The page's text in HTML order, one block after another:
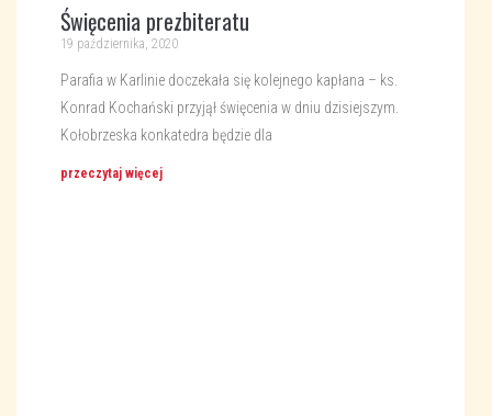
Święcenia prezbiteratu
19 października, 2020
Parafia w Karlinie doczekała się kolejnego kapłana – ks.
Konrad Kochański przyjął święcenia w dniu dzisiejszym.
Kołobrzeska konkatedra będzie dla
przeczytaj więcej